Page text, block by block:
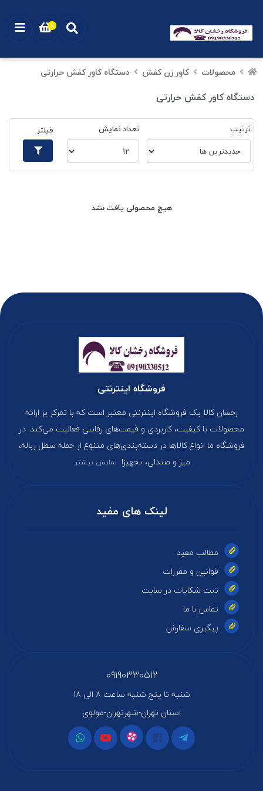
محصولات کاور زن کفش دستگاه کاور کفش حرارتی
دستگاه کاور کفش حرارتی
ترتیب تعداد نمایش فیلتر
هیچ محصولی یافت نشد
فروشگاه اینترنتی
رخشان کالا یک فروشگاه اینترنتی معتبر است که با تمرکز بر ارائه
محصولات با کیفیت، کاربردی و قیمت‌های رقابتی فعالیت می‌کند. در
فروشگاه ما انواع کالاها در دسته‌بندی‌های متنوع از جمله سطل زباله،
میز و صندلی، تجهیزا نمایش بیشتر
لینک های مفید
مطالب مفید
قوانین و مقررات
ثبت شکایات در سایت
تماس با ما
پیگیری سفارش
09190330512
شنبه تا پنج شنبه ساعت ۸ الی ۱۸
استان تهران-شهرتهران-مولوی
0